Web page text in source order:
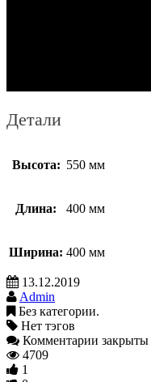
Детали
Высота: 550 мм
Длина: 400 мм
Ширина: 400 мм
13.12.2019
Admin
Без категории.
Нет тэгов
Комментарии закрыты
4709
1